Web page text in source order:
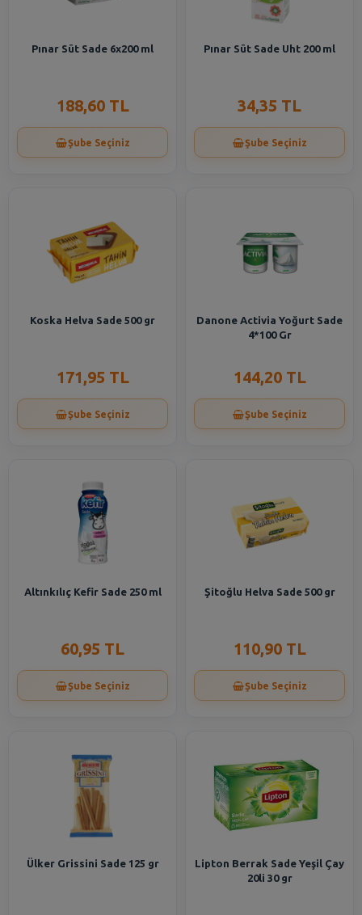
Pınar Süt Sade 6x200 ml
188,60 TL
Şube Seçiniz
Pınar Süt Sade Uht 200 ml
34,35 TL
Şube Seçiniz
Koska Helva Sade 500 gr
171,95 TL
Şube Seçiniz
Danone Activia Yoğurt Sade
4*100 Gr
144,20 TL
Şube Seçiniz
Altınkılıç Kefir Sade 250 ml
60,95 TL
Şube Seçiniz
Şitoğlu Helva Sade 500 gr
110,90 TL
Şube Seçiniz
Ülker Grissini Sade 125 gr
Lipton Berrak Sade Yeşil Çay
20li 30 gr